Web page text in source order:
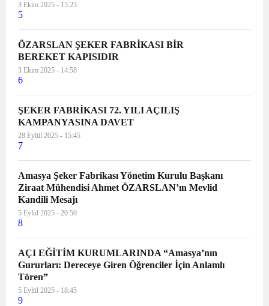
3 Ekim 2025 - 15:23
5
ÖZARSLAN ŞEKER FABRİKASI BİR
BEREKET KAPISIDIR
3 Ekim 2025 - 14:58
6
ŞEKER FABRİKASI 72. YILI AÇILIŞ
KAMPANYASINA DAVET
28 Eylül 2025 - 15:45
7
Amasya Şeker Fabrikası Yönetim Kurulu Başkanı
Ziraat Mühendisi Ahmet ÖZARSLAN’ın Mevlid
Kandili Mesajı
5 Eylül 2025 - 20:50
8
AÇI EĞİTİM KURUMLARINDA “Amasya’nın
Gururları: Dereceye Giren Öğrenciler İçin Anlamlı
Tören”
5 Eylül 2025 - 18:45
9